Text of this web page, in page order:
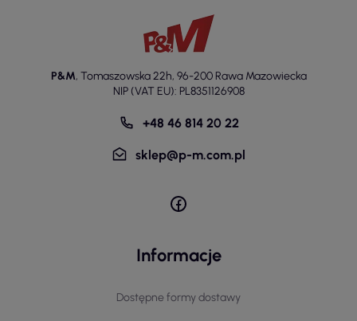
P&M, Tomaszowska 22h, 96-200 Rawa Mazowiecka
NIP (VAT EU): PL8351126908
+48 46 814 20 22
sklep@p-m.com.pl
Informacje
Dostępne formy dostawy